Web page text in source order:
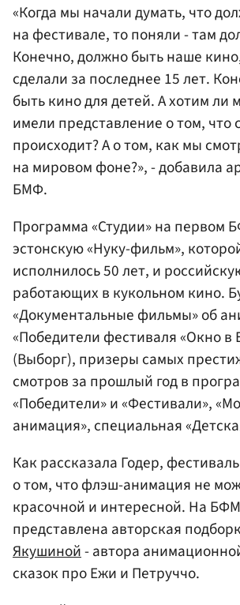
«Когда мы начали думать, что
на фестивале, то поняли - там
Конечно, должно быть наше
сделали за последнее 15 лет.
быть кино для детей. А хотим ли
имели представление о том, что
происходит? А о том, как мы
на мировом фоне?», - добавила
БМФ.
Программа «Студии» на первом
эстонскую «Нуку-фильм»,
исполнилось 50 лет, и
работающих в кукольном кино.
«Документальные фильмы» об
«Победители фестиваля «Окно в
(Выборг), призеры самых
смотров за прошлый год в
«Победители» и «Фестивали»,
анимация», специальная
Как рассказала Годер,
о том, что флэш-анимация не
красочной и интересной. На
представлена авторская
Якушиной- автора
сказок про Ежи и Петруччо.